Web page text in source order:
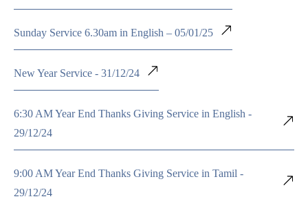
Sunday Service 6.30am in English – 05/01/25
New Year Service - 31/12/24
6:30 AM Year End Thanks Giving Service in English -
29/12/24
9:00 AM Year End Thanks Giving Service in Tamil -
29/12/24